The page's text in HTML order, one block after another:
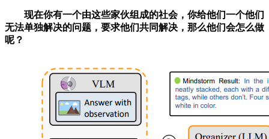
现在你有一个由这些家伙组成的社会，你给他们一个他们
无法单独解决的问题，要求他们共同解决，那么他们会怎么做
呢？